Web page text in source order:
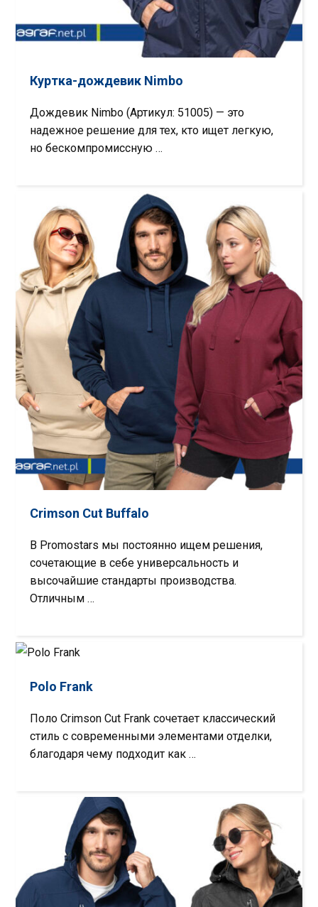
Куртка-дождевик Nimbo
Дождевик Nimbo (Артикул: 51005) — это
надежное решение для тех, кто ищет легкую,
но бескомпромиссную …
Crimson Cut Buffalo
В Promostars мы постоянно ищем решения,
сочетающие в себе универсальность и
высочайшие стандарты производства.
Отличным …
Polo Frank
Поло Crimson Cut Frank сочетает классический
стиль с современными элементами отделки,
благодаря чему подходит как …